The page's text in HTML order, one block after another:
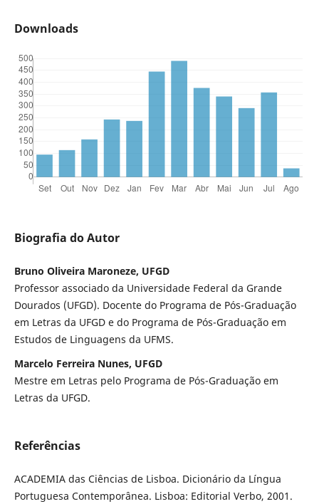
Downloads
Biografia do Autor
Bruno Oliveira Maroneze, UFGD
Professor associado da Universidade Federal da Grande
Dourados (UFGD). Docente do Programa de Pós-Graduação
em Letras da UFGD e do Programa de Pós-Graduação em
Estudos de Linguagens da UFMS.
Marcelo Ferreira Nunes, UFGD
Mestre em Letras pelo Programa de Pós-Graduação em
Letras da UFGD.
Referências
ACADEMIA das Ciências de Lisboa. Dicionário da Língua
Portuguesa Contemporânea. Lisboa: Editorial Verbo, 2001.